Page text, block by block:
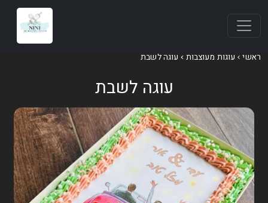
ראשי עוגות מעוצבות עוגה לשבת
עוגה לשבת